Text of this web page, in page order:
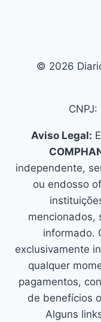
© 2026
Aviso Legal:
independente,
ou endosso
mencionados,
informado.
exclusivamente
qualquer
pagamentos,
de benefícios
Alguns